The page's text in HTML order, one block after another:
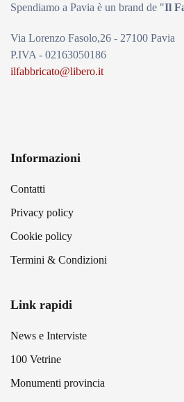
Spendiamo a Pavia è un brand de "Il
Via Lorenzo Fasolo,26 - 27100 Pavia
P.IVA - 02163050186
ilfabbricato@libero.it
Informazioni
Contatti
Privacy policy
Cookie policy
Termini & Condizioni
Link rapidi
News e Interviste
100 Vetrine
Monumenti provincia